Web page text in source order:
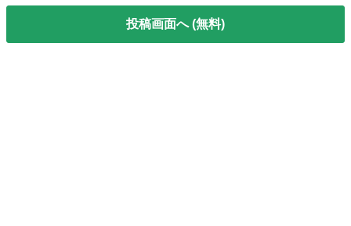
投稿画面へ (無料)